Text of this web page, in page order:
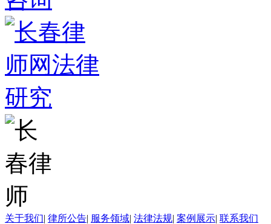
关于我们| 律所公告| 服务领域| 法律法规| 案例展示| 联系我们